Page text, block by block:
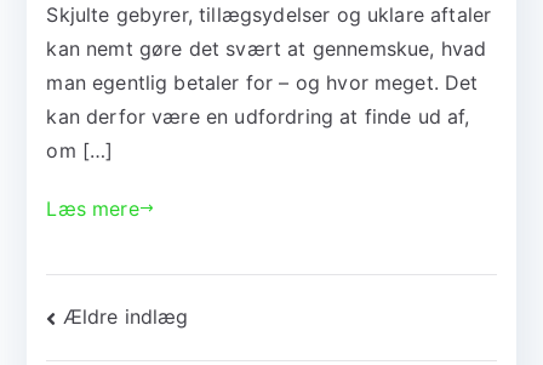
Skjulte gebyrer, tillægsydelser og uklare aftaler
kan nemt gøre det svært at gennemskue, hvad
man egentlig betaler for – og hvor meget. Det
kan derfor være en udfordring at finde ud af,
om […]
Læs mere
Navigation
Ældre indlæg